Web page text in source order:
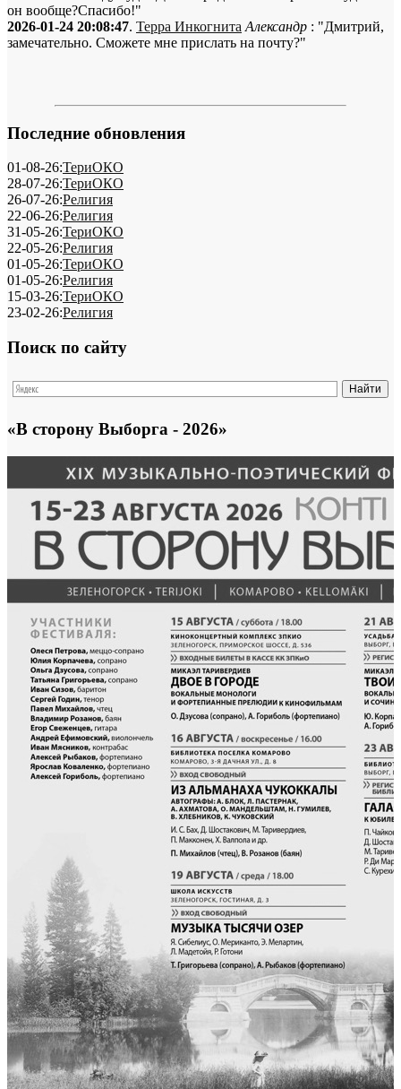
он вообще?Спасибо!"
2026-01-24 20:08:47. Терра Инкогнита Александр : "Дмитрий,
замечательно. Сможете мне прислать на почту?"
Последние обновления
01-08-26:ТериОКО
28-07-26:ТериОКО
26-07-26:Религия
22-06-26:Религия
31-05-26:ТериОКО
22-05-26:Религия
01-05-26:ТериОКО
01-05-26:Религия
15-03-26:ТериОКО
23-02-26:Религия
Поиск по сайту
«В сторону Выборга - 2026»